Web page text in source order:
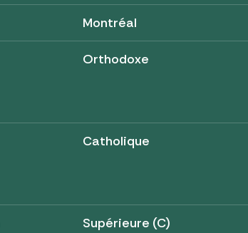
Montréal
Orthodoxe
Catholique
Supérieure (C)